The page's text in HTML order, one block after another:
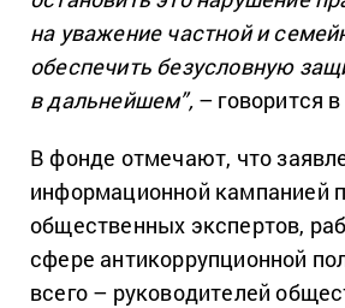
на уважение частной и
обеспечить безусловную
в дальнейшем”,– говорится
В фонде отмечают, что
информационной кампанией
общественных экспертов,
сфере антикоррупционной
всего – руководителей